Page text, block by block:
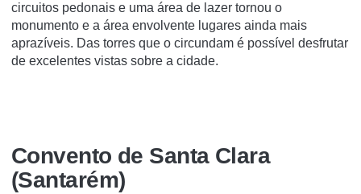
circuitos pedonais e uma área de lazer tornou o
monumento e a área envolvente lugares ainda mais
aprazíveis. Das torres que o circundam é possível desfrutar
de excelentes vistas sobre a cidade.
Convento de Santa Clara
(Santarém)